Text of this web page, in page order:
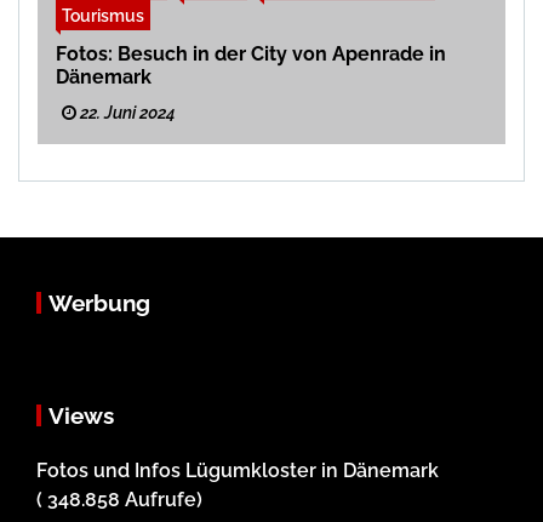
Tourismus
Fotos: Besuch in der City von Apenrade in
Dänemark
22. Juni 2024
Werbung
Views
Fotos und Infos Lügumkloster in Dänemark
( 348.858 Aufrufe)